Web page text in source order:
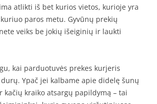
atlikti iš bet kurios vietos, kurioje yra
paros metu. Gyvūnų prekių
veiks be jokių išeiginių ir laukti
kai parduotuvės prekes kurjeris
Ypač jei kalbame apie didelę šunų
kačių kraiko atsargų papildymą – tai